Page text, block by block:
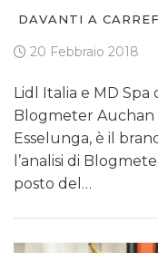
DAVANTI A
20 Febbraio 2018
Lidl Italia e MD
Blogmeter Auchan
Esselunga, è il
l’analisi di
posto del…